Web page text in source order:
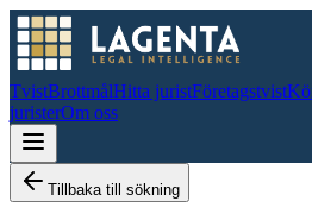
TvistBrottmålHitta juristFöretagstvist
juristerOm oss
Tillbaka till sökning